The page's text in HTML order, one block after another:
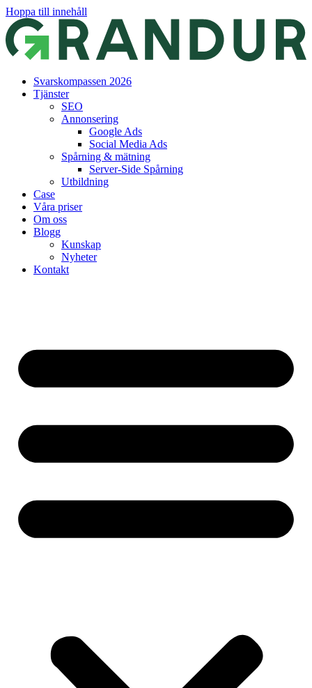
Hoppa till innehåll
Svarskompassen 2026
Tjänster
SEO
Annonsering
Google Ads
Social Media Ads
Spårning & mätning
Server-Side Spårning
Utbildning
Case
Våra priser
Om oss
Blogg
Kunskap
Nyheter
Kontakt